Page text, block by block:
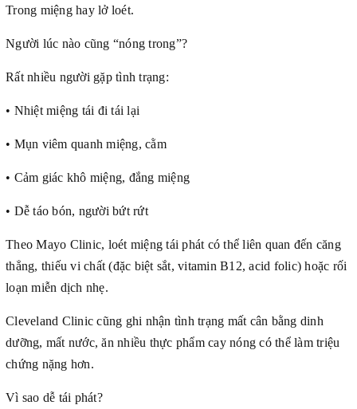
Trong miệng hay lở loét.
Người lúc nào cũng “nóng trong”?
Rất nhiều người gặp tình trạng:
• Nhiệt miệng tái đi tái lại
• Mụn viêm quanh miệng, cằm
• Cảm giác khô miệng, đắng miệng
• Dễ táo bón, người bứt rứt
Theo Mayo Clinic, loét miệng tái phát có thể liên quan đến căng
thẳng, thiếu vi chất (đặc biệt sắt, vitamin B12, acid folic) hoặc rối
loạn miễn dịch nhẹ.
Cleveland Clinic cũng ghi nhận tình trạng mất cân bằng dinh
dưỡng, mất nước, ăn nhiều thực phẩm cay nóng có thể làm triệu
chứng nặng hơn.
Vì sao dễ tái phát?